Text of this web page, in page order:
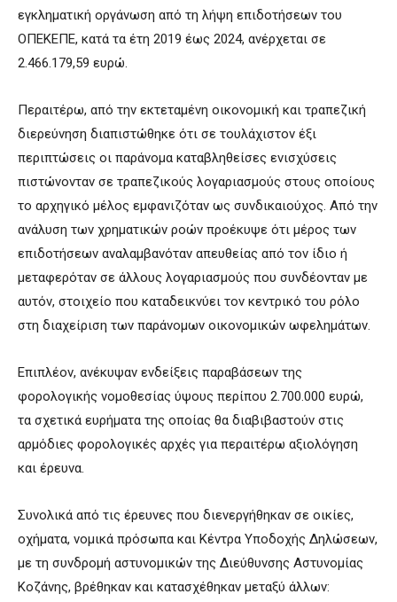
εγκληματική οργάνωση από τη λήψη επιδοτήσεων του
ΟΠΕΚΕΠΕ, κατά τα έτη 2019 έως 2024, ανέρχεται σε
2.466.179,59 ευρώ.
Περαιτέρω, από την εκτεταμένη οικονομική και τραπεζική
διερεύνηση διαπιστώθηκε ότι σε τουλάχιστον έξι
περιπτώσεις οι παράνομα καταβληθείσες ενισχύσεις
πιστώνονταν σε τραπεζικούς λογαριασμούς στους οποίους
το αρχηγικό μέλος εμφανιζόταν ως συνδικαιούχος. Από την
ανάλυση των χρηματικών ροών προέκυψε ότι μέρος των
επιδοτήσεων αναλαμβανόταν απευθείας από τον ίδιο ή
μεταφερόταν σε άλλους λογαριασμούς που συνδέονταν με
αυτόν, στοιχείο που καταδεικνύει τον κεντρικό του ρόλο
στη διαχείριση των παράνομων οικονομικών ωφελημάτων.
Επιπλέον, ανέκυψαν ενδείξεις παραβάσεων της
φορολογικής νομοθεσίας ύψους περίπου 2.700.000 ευρώ,
τα σχετικά ευρήματα της οποίας θα διαβιβαστούν στις
αρμόδιες φορολογικές αρχές για περαιτέρω αξιολόγηση
και έρευνα.
Συνολικά από τις έρευνες που διενεργήθηκαν σε οικίες,
οχήματα, νομικά πρόσωπα και Κέντρα Υποδοχής Δηλώσεων,
με τη συνδρομή αστυνομικών της Διεύθυνσης Αστυνομίας
Κοζάνης, βρέθηκαν και κατασχέθηκαν μεταξύ άλλων: